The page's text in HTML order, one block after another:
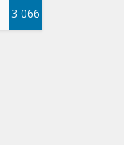
3 066